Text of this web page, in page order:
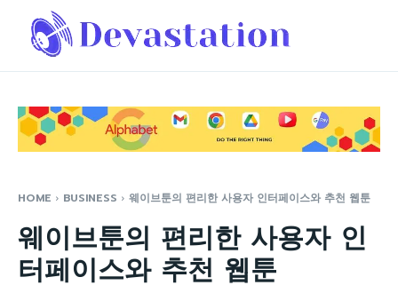
HOME BUSINESS 웨이브툰의 편리한 사용자 인터페이스와 추천 웹툰
웨이브툰의 편리한 사용자 인
터페이스와 추천 웹툰